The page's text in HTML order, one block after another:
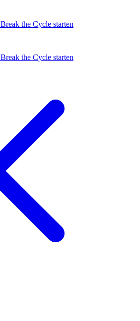
Break the Cycle starten
Break the Cycle starten